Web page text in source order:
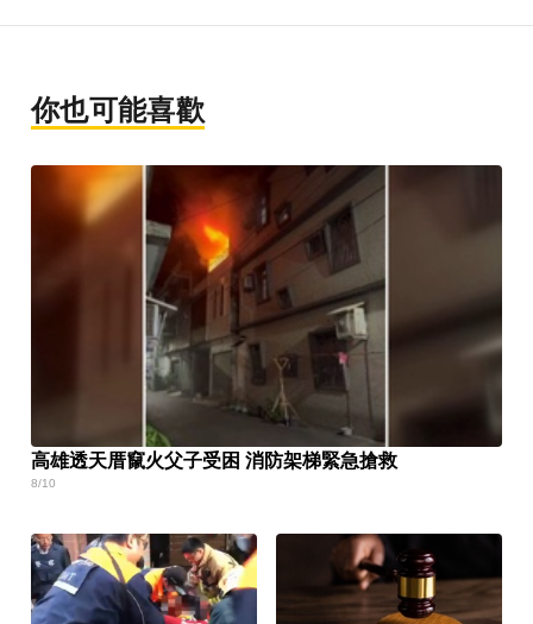
你也可能喜歡
高雄透天厝竄火父子受困 消防架梯緊急搶救
8/10